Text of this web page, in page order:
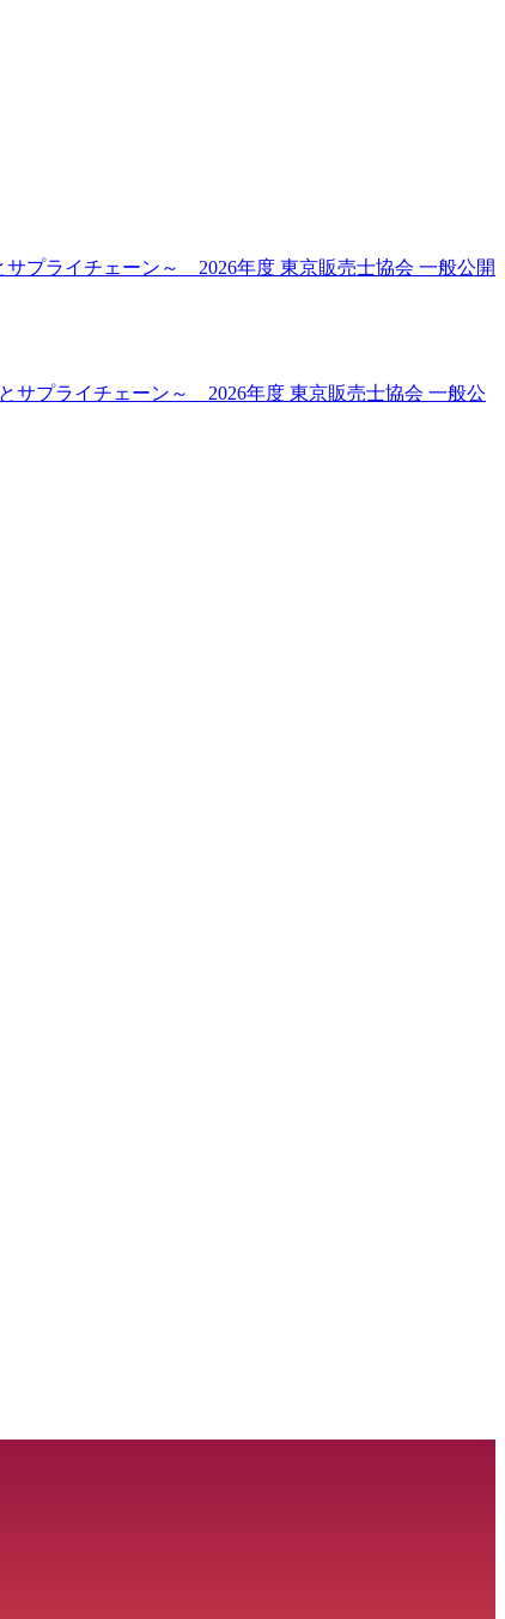
プライチェーン～ 2026年度 東京販売士協会 一般公開
サプライチェーン～ 2026年度 東京販売士協会 一般公